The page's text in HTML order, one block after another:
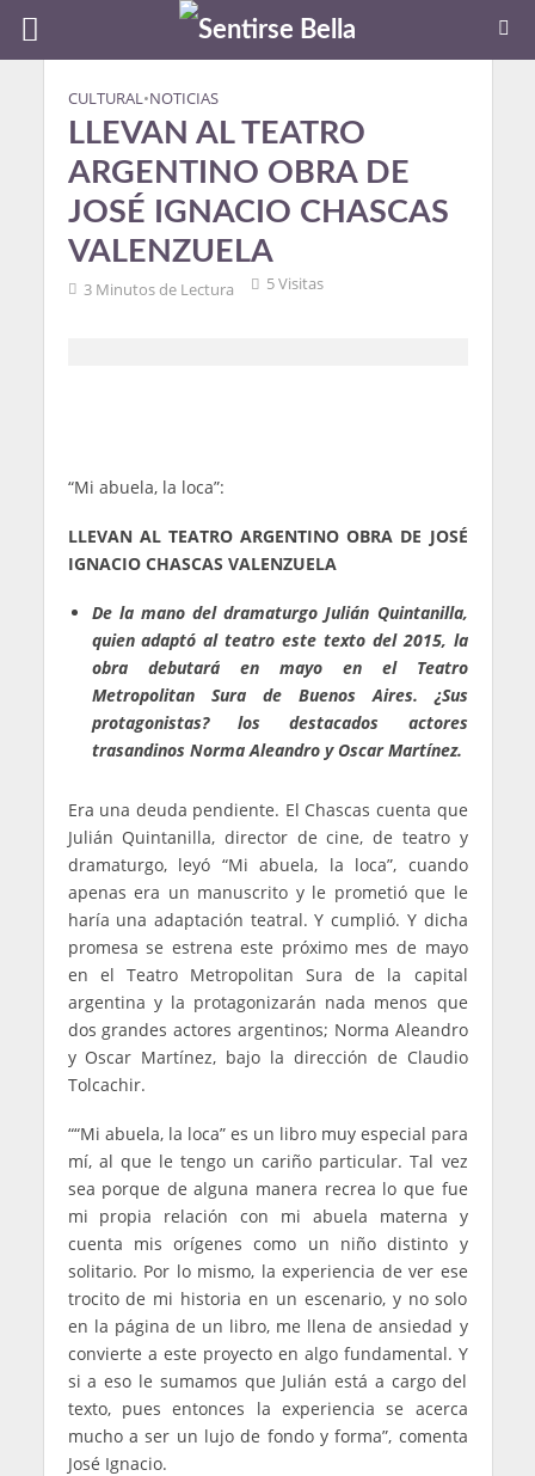
CULTURAL•NOTICIAS
LLEVAN AL TEATRO
ARGENTINO OBRA DE
JOSÉ IGNACIO CHASCAS
VALENZUELA
3 Minutos de Lectura 5 Visitas
“Mi abuela, la loca”:
LLEVAN AL TEATRO ARGENTINO OBRA DE JOSÉ
IGNACIO CHASCAS VALENZUELA
De la mano del dramaturgo Julián Quintanilla,
quien adaptó al teatro este texto del 2015, la
obra debutará en mayo en el Teatro
Metropolitan Sura de Buenos Aires. ¿Sus
protagonistas? los destacados actores
trasandinos Norma Aleandro y Oscar Martínez.
Era una deuda pendiente. El Chascas cuenta que
Julián Quintanilla, director de cine, de teatro y
dramaturgo, leyó “Mi abuela, la loca”, cuando
apenas era un manuscrito y le prometió que le
haría una adaptación teatral. Y cumplió. Y dicha
promesa se estrena este próximo mes de mayo
en el Teatro Metropolitan Sura de la capital
argentina y la protagonizarán nada menos que
dos grandes actores argentinos; Norma Aleandro
y Oscar Martínez, bajo la dirección de Claudio
Tolcachir.
““Mi abuela, la loca” es un libro muy especial para
mí, al que le tengo un cariño particular. Tal vez
sea porque de alguna manera recrea lo que fue
mi propia relación con mi abuela materna y
cuenta mis orígenes como un niño distinto y
solitario. Por lo mismo, la experiencia de ver ese
trocito de mi historia en un escenario, y no solo
en la página de un libro, me llena de ansiedad y
convierte a este proyecto en algo fundamental. Y
si a eso le sumamos que Julián está a cargo del
texto, pues entonces la experiencia se acerca
mucho a ser un lujo de fondo y forma”, comenta
José Ignacio.